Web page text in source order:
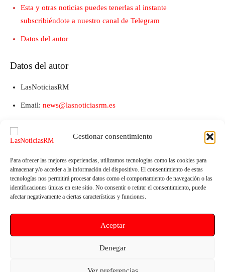
Gestionar consentimiento
Para ofrecer las mejores experiencias, utilizamos tecnologías como las cookies para
almacenar y/o acceder a la información del dispositivo. El consentimiento de estas
tecnologías nos permitirá procesar datos como el comportamiento de navegación o las
identificaciones únicas en este sitio. No consentir o retirar el consentimiento, puede
afectar negativamente a ciertas características y funciones.
Aceptar
Denegar
Ver preferencias
Esta y otras noticias puedes tenerlas al instante
subscribiéndote a nuestro canal de Telegram
Datos del autor
Datos del autor
LasNoticiasRM
Email: news@lasnoticiasrm.es
Artículo anterior
El equipo Moto UPCT presenta
competir en MotoStudent
Artículo siguiente
del PSOE para abordar los retos